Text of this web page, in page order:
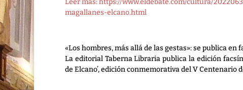
Leer más: https://www.eldebate.com/cultura/
magallanes-elcano.html
«Los hombres, más allá de las gestas»: se publica
La editorial Taberna Libraria publica la edición
de Elcano’, edición conmemorativa del V Centenario